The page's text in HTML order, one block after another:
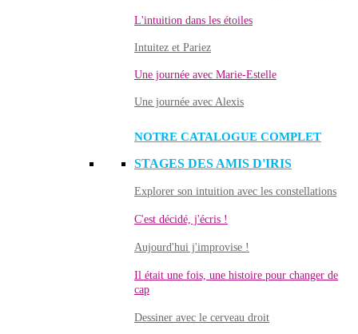
L'intuition dans les étoiles
Intuitez et Pariez
Une journée avec Marie-Estelle
Une journée avec Alexis
NOTRE CATALOGUE COMPLET
STAGES DES AMIS D'IRIS
Explorer son intuition avec les constellations
C'est décidé, j'écris !
Aujourd'hui j'improvise !
Il était une fois, une histoire pour changer de
cap
Dessiner avec le cerveau droit